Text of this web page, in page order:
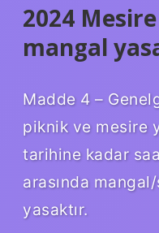
2024
mangal
Madde 4 –
piknik ve mesire
tarihine kadar
arasında
yasaktır.